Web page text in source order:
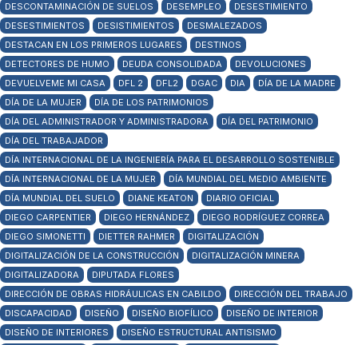
DESCONTAMINACIÓN DE SUELOS
DESEMPLEO
DESESTIMIENTO
DESESTIMIENTOS
DESISTIMIENTOS
DESMALEZADOS
DESTACAN EN LOS PRIMEROS LUGARES
DESTINOS
DETECTORES DE HUMO
DEUDA CONSOLIDADA
DEVOLUCIONES
DEVUELVEME MI CASA
DFL 2 DFL2 DGAC DIA
DÍA DE LA MADRE
DÍA DE LA MUJER
DÍA DE LOS PATRIMONIOS
DÍA DEL ADMINISTRADOR Y ADMINISTRADORA
DÍA DEL PATRIMONIO
DÍA DEL TRABAJADOR
DÍA INTERNACIONAL DE LA INGENIERÍA PARA EL DESARROLLO SOSTENIBLE
DÍA INTERNACIONAL DE LA MUJER
DÍA MUNDIAL DEL MEDIO AMBIENTE
DÍA MUNDIAL DEL SUELO
DIANE KEATON
DIARIO OFICIAL
DIEGO CARPENTIER
DIEGO HERNÁNDEZ
DIEGO RODRÍGUEZ CORREA
DIEGO SIMONETTI
DIETTER RAHMER
DIGITALIZACIÓN
DIGITALIZACIÓN DE LA CONSTRUCCIÓN
DIGITALIZACIÓN MINERA
DIGITALIZADORA
DIPUTADA FLORES
DIRECCIÓN DE OBRAS HIDRÁULICAS EN CABILDO
DIRECCIÓN DEL TRABAJO
DISCAPACIDAD
DISEÑO DISEÑO BIOFÍLICO
DISEÑO DE INTERIOR
DISEÑO DE INTERIORES
DISEÑO ESTRUCTURAL ANTISISMO